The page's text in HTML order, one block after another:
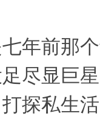
前那个
尽显巨
私生活